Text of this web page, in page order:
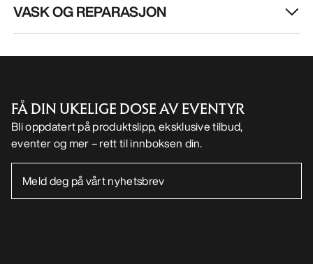
VASK OG REPARASJON
FÅ DIN UKELIGE DOSE AV EVENTYR
Bli oppdatert på produktslipp, eksklusive tilbud,
eventer og mer – rett til innboksen din.